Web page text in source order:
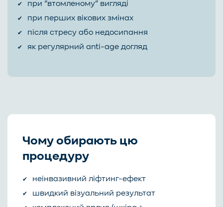
при “втомленому” вигляді
при перших вікових змінах
після стресу або недосипання
як регулярний anti-age догляд
Чому обирають цю
процедуру
неінвазивний ліфтинг-ефект
швидкий візуальний результат